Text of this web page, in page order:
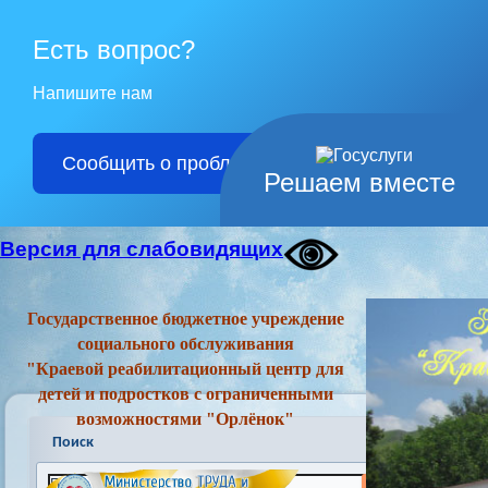
Решаем вместе
Есть вопрос?
Напишите нам
Сообщить о проблеме
Версия для слабовидящих
Государственное бюджетное учреждение
социального обслуживания
"Краевой реабилитационный центр для
детей и подростков с ограниченными
возможностями "Орлёнок"
Поиск